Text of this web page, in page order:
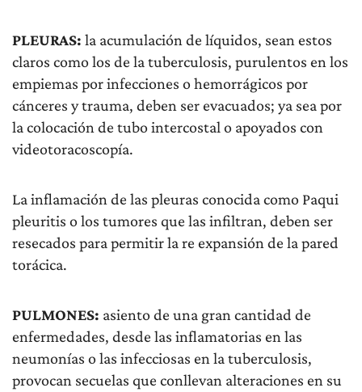
PLEURAS: la acumulación de líquidos, sean estos
claros como los de la tuberculosis, purulentos en los
empiemas por infecciones o hemorrágicos por
cánceres y trauma, deben ser evacuados; ya sea por
la colocación de tubo intercostal o apoyados con
videotoracoscopía.
La inflamación de las pleuras conocida como Paqui
pleuritis o los tumores que las infiltran, deben ser
resecados para permitir la re expansión de la pared
torácica.
PULMONES: asiento de una gran cantidad de
enfermedades, desde las inflamatorias en las
neumonías o las infecciosas en la tuberculosis,
provocan secuelas que conllevan alteraciones en su